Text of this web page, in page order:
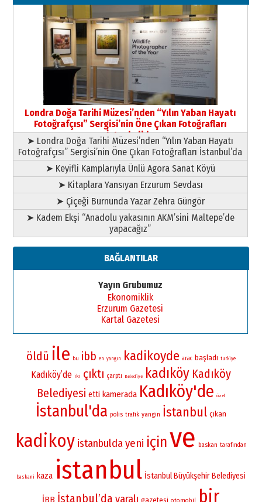
03 Ağustos 2026 Pazartesi
Yıldırım Gündoğdu
HAVVA’NIN ÜÇ KIZI
09 Temmuz 2026 Perşembe
Yusuf POLAT
Şampiyonluk Sebahattin Şirin’e
yazar
11 Mayıs 2026 Pazartesi
Londra Doğa Tarihi Müzesi’nden “Yılın Yaban Hayatı
Fotoğrafçısı” Sergisi’nin Öne Çıkan Fotoğrafları
İstanbul’da
➤ Londra Doğa Tarihi Müzesi’nden “Yılın Yaban Hayatı
Fotoğrafçısı” Sergisi’nin Öne Çıkan Fotoğrafları İstanbul’da
➤ Keyifli Kamplarıyla Ünlü Agora Sanat Köyü
➤ Kitaplara Yansıyan Erzurum Sevdası
➤ Çiçeği Burnunda Yazar Zehra Güngör
➤ Kadem Ekşi “Anadolu yakasının AKM’sini Maltepe’de
yapacağız”
BAĞLANTILAR
Yayın Grubumuz
Ekonomiklik
Erzurum Gazetesi
Kartal Gazetesi
öldü ile bu ibb en yangın kadikoyde arac başladı turkiye
Kadıköy’de iki çıktı çarptı Belediye kadıköy Kadıköy
Belediyesi etti kamerada Kadıköy'de özel
İstanbul'da polis trafik yangin İstanbul çıkan
kadikoy istanbuldayeni içinve baskan tarafından
baskani kaza istanbul İstanbul Büyükşehir Belediyesi
İBB İstanbul’da yaralı gazetesi otomobil bir